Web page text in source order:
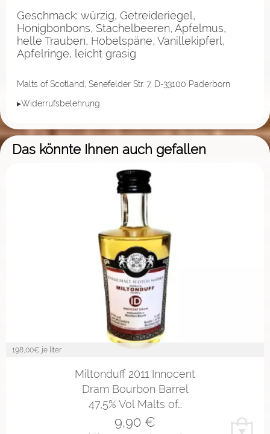
Geschmack: würzig, Getreideriegel,
Honigbonbons, Stachelbeeren, Apfelmus,
helle Trauben, Hobelspäne, Vanillekipferl,
Apfelringe, leicht grasig
Malts of Scotland, Senefelder Str. 7, D-33100 Paderborn
▸Widerrufsbelehrung
Das könnte Ihnen auch gefallen
198,00€ je liter
Miltonduff 2011 Innocent
Dram Bourbon Barrel
47,5% Vol Malts of…
9,90 €